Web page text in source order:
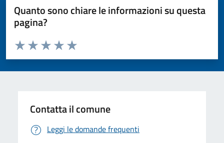
Quanto sono chiare le informazioni su questa
pagina?
Valuta da 1 a 5 stelle la pagina
Valuta 5 stelle su 5
Valuta 4 stelle su 5
Valuta 3 stelle su 5
Valuta 2 stelle su 5
Valuta 1 stelle su 5
Contatta il comune
Leggi le domande frequenti